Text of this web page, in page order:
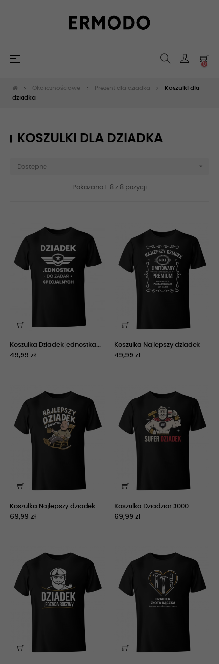
Toggle
☰
0
Okolicznościowe Prezent dla dziadka
Koszulki dla
dziadka
KOSZULKI DLA DZIADKA
Dostępne 
Pokazano 1-8 z 8 pozycji
Koszulka Dziadek jednostka...
49,99 zł
Koszulka Najlepszy dziadek
49,99 zł
Koszulka Najlepszy dziadek...
69,99 zł
Koszulka Dziadzior 3000
69,99 zł